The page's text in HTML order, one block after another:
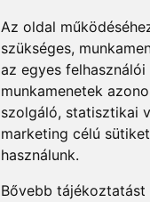
Az oldal
szükséges,
az egyes felhasználói
munkamenetek
szolgáló, statisztikai
marketing célú
használunk.
Bővebb tájékoztatást
+36 1 880 7600
info@mprx.hu